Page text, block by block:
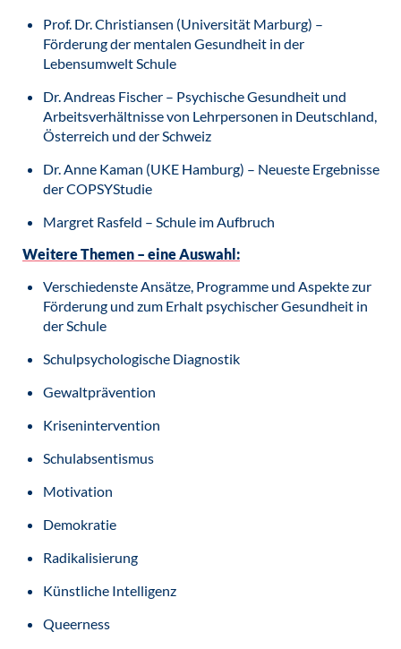
Prof. Dr. Christiansen (Universität Marburg) –
Förderung der mentalen Gesundheit in der
Lebensumwelt Schule
Dr. Andreas Fischer – Psychische Gesundheit und
Arbeitsverhältnisse von Lehrpersonen in Deutschland,
Österreich und der Schweiz
Dr. Anne Kaman (UKE Hamburg) – Neueste Ergebnisse
der COPSYStudie
Margret Rasfeld – Schule im Aufbruch
Weitere Themen – eine Auswahl:
Verschiedenste Ansätze, Programme und Aspekte zur
Förderung und zum Erhalt psychischer Gesundheit in
der Schule
Schulpsychologische Diagnostik
Gewaltprävention
Krisenintervention
Schulabsentismus
Motivation
Demokratie
Radikalisierung
Künstliche Intelligenz
Queerness